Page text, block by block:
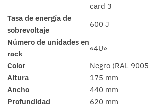
card 3
Tasa de energía de
sobrevoltaje
600 J
Número de unidades en
rack
«4U»
Color
Negro (RAL
Altura
175 mm
Ancho
440 mm
Profundidad
620 mm